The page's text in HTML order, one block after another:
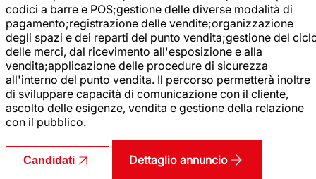
codici a barre e POS;gestione delle diverse modalità di
pagamento;registrazione delle vendite;organizzazione
degli spazi e dei reparti del punto vendita;gestione del
delle merci, dal ricevimento all'esposizione e alla
vendita;applicazione delle procedure di sicurezza
all'interno del punto vendita. Il percorso permetterà inoltre
di sviluppare capacità di comunicazione con il cliente,
ascolto delle esigenze, vendita e gestione della relazione
con il pubblico.
Candidati Dettaglio annuncio